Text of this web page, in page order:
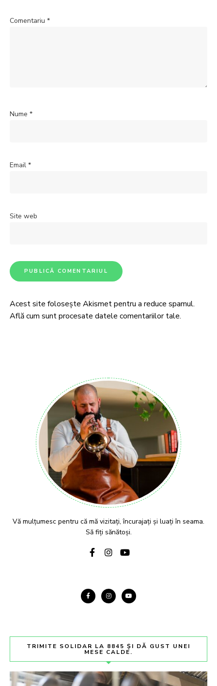
Comentariu *
Nume *
Email *
Site web
Acest site folosește Akismet pentru a reduce spamul.
Află cum sunt procesate datele comentariilor tale.
Vă mulțumesc pentru că mă vizitați, încurajați și luați în seama.
Să fiți sănătoși.
TRIMITE SOLIDAR LA 8845 ȘI DĂ GUST UNEI
MESE CALDE.